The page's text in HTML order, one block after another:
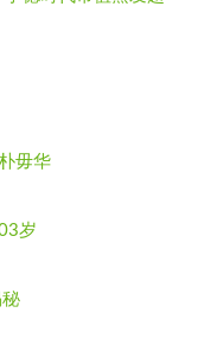
毋华
岁